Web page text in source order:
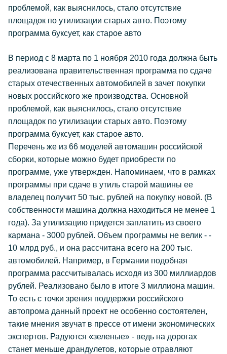
проблемой, как выяснилось, стало отсутствие
площадок по утилизации старых авто. Поэтому
программа буксует, как старое авто
В период с 8 марта по 1 ноября 2010 года должна быть
реализована правительственная программа по сдаче
старых отечественных автомобилей в зачет покупки
новых российского же производства. Основной
проблемой, как выяснилось, стало отсутствие
площадок по утилизации старых авто. Поэтому
программа буксует, как старое авто.
Перечень же из 66 моделей автомашин российской
сборки, которые можно будет приобрести по
программе, уже утвержден. Напоминаем, что в рамках
программы при сдаче в утиль старой машины ее
владелец получит 50 тыс. рублей на покупку новой. (В
собственности машина должна находиться не менее 1
года). За утилизацию придется заплатить из своего
кармана - 3000 рублей. Объем программы не велик - -
10 млрд руб., и она рассчитана всего на 200 тыс.
автомобилей. Например, в Германии подобная
программа рассчитывалась исходя из 300 миллиардов
рублей. Реализовано было в итоге 3 миллиона машин.
То есть с точки зрения поддержки российского
автопрома данный проект не особенно состоятелен,
такие мнения звучат в прессе от имени экономических
экспертов. Радуются «зеленые» - ведь на дорогах
станет меньше драндулетов, которые отравляют